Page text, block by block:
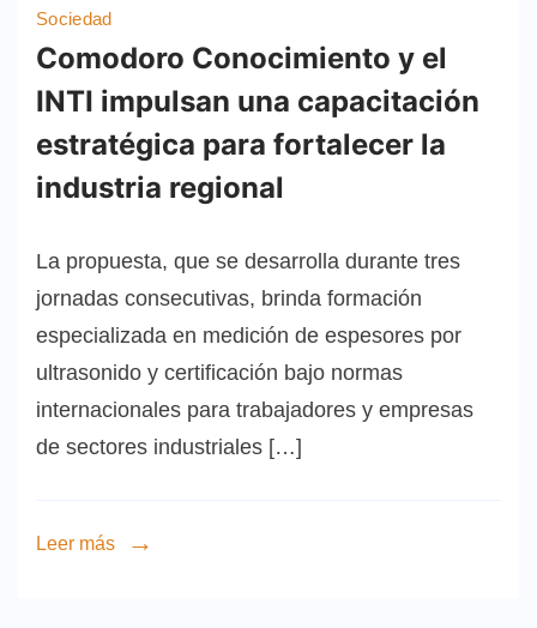
Sociedad
Comodoro Conocimiento y el
INTI impulsan una capacitación
estratégica para fortalecer la
industria regional
La propuesta, que se desarrolla durante tres
jornadas consecutivas, brinda formación
especializada en medición de espesores por
ultrasonido y certificación bajo normas
internacionales para trabajadores y empresas
de sectores industriales […]
Leer más